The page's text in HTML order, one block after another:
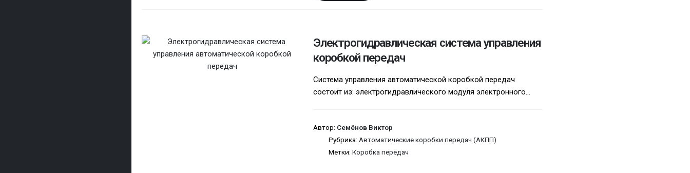
Электрогидравлическая система управления
коробкой передач
Система управления автоматической коробкой передач
состоит из: электрогидравлического модуля электронного...
Автор: Семёнов Виктор
Рубрика: Автоматические коробки передач (АКПП)
Метки: Коробка передач